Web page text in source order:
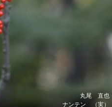
丸尾 直也
ナンテン （実）